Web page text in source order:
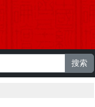
人 |English
搜索